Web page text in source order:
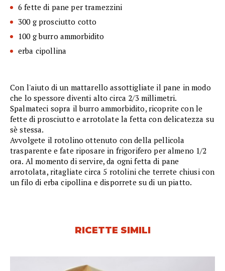
6 fette di pane per tramezzini
300 g prosciutto cotto
100 g burro ammorbidito
erba cipollina
Con l'aiuto di un mattarello assottigliate il pane in modo
che lo spessore diventi alto circa 2/3 millimetri.
Spalmateci sopra il burro ammorbidito, ricoprite con le
fette di prosciutto e arrotolate la fetta con delicatezza su
sè stessa.
Avvolgete il rotolino ottenuto con della pellicola
trasparente e fate riposare in frigorifero per almeno 1/2
ora. Al momento di servire, da ogni fetta di pane
arrotolata, ritagliate circa 5 rotolini che terrete chiusi con
un filo di erba cipollina e disporrete su di un piatto.
RICETTE SIMILI